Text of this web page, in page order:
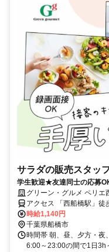
サラダの販売スタッ
学生歓迎★友達同士の応募
1日～・短時間も相談可
グリーン・グルメ ペリエ
アクセス 「西船橋駅」徒
時給1,140円
千葉県船橋市
時間帯 朝、昼、夕方・夜
6:00～23:00の間で1日3h